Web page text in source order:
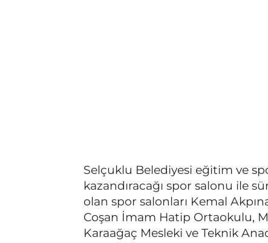
Selçuklu Belediyesi eğitim ve
kazandıracağı spor salonu ile
olan spor salonları Kemal
Coşan İmam Hatip Ortaokulu,
Karaağaç Mesleki ve Teknik